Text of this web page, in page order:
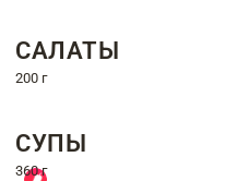
САЛАТЫ
200 г
СУПЫ
360 г